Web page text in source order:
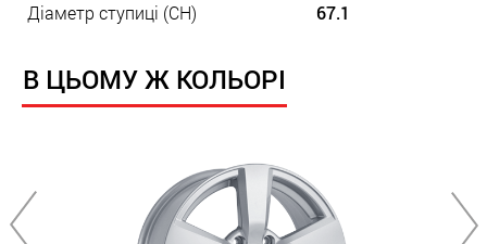
Діаметр ступиці (СН)
67.1
В ЦЬОМУ Ж КОЛЬОРІ